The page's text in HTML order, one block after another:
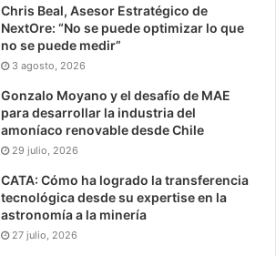
Chris Beal, Asesor Estratégico de
NextOre: “No se puede optimizar lo que
no se puede medir”
3 agosto, 2026
Gonzalo Moyano y el desafío de MAE
para desarrollar la industria del
amoníaco renovable desde Chile
29 julio, 2026
CATA: Cómo ha logrado la transferencia
tecnológica desde su expertise en la
astronomía a la minería
27 julio, 2026